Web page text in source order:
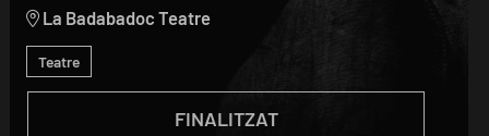
FINALITZAT
La Badabadoc Teatre
Teatre